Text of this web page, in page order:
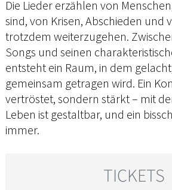
Die Lieder erzählen von
sind, von Krisen, Abschieden und
trotzdem weiterzugehen.
Songs und seinen
entsteht ein Raum, in dem
gemeinsam getragen wird. Ein
vertröstet, sondern stärkt – mit
Leben ist gestaltbar, und ein
immer.